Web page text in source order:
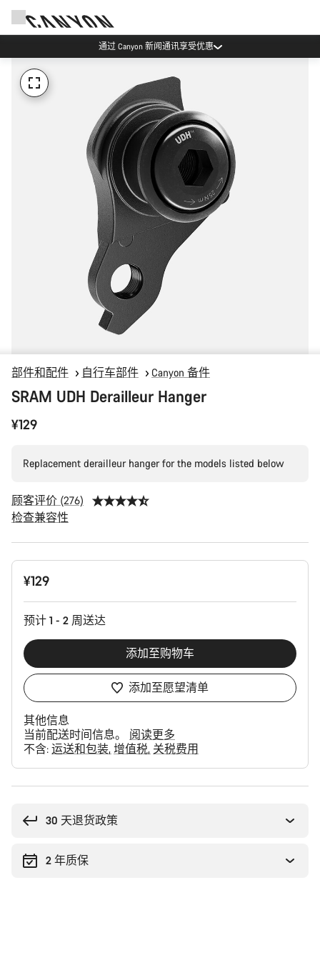
通过 Canyon 新闻通讯享受优惠
部件和配件 自行车部件 Canyon 备件
SRAM UDH Derailleur Hanger
¥129
Replacement derailleur hanger for the models listed below
顾客评价 (276)
检查兼容性
产
¥129
预计 1 - 2 周送达
添加至购物车
添加至愿望清单
其他信息
当前配送时间信息。 阅读更多
不含: 运送和包装 增值税 关税费用
30 天退货政策
2 年质保